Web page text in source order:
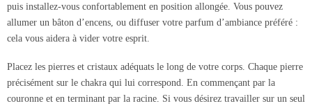
puis installez-vous confortablement en position allongée. Vous pouvez
allumer un bâton d’encens, ou diffuser votre parfum d’ambiance préféré :
cela vous aidera à vider votre esprit.
Placez les pierres et cristaux adéquats le long de votre corps. Chaque pierre
précisément sur le chakra qui lui correspond. En commençant par la
couronne et en terminant par la racine. Si vous désirez travailler sur un seul